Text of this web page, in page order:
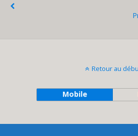
Retour au
Mobile